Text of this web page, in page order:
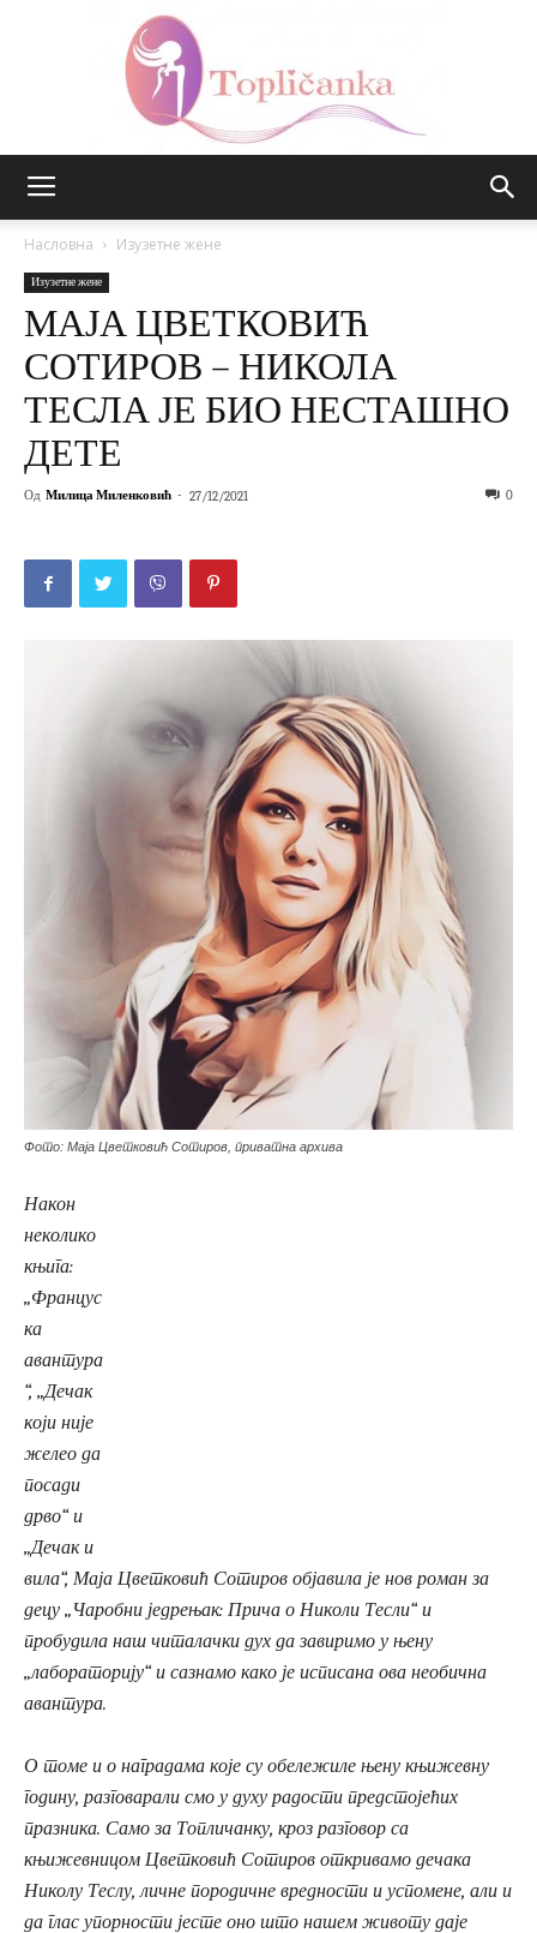
Насловна Изузетне жене
Изузетне жене
МАЈА ЦВЕТКОВИЋ
СОТИРОВ – НИКОЛА
ТЕСЛА ЈЕ БИО НЕСТАШНО
ДЕТЕ
Од Милица Миленковић - 27/12/2021 0
Фото: Маја Цветковић Сотиров, приватна архива
Након
неколико
књига:
„Францус
ка
авантура
“, „Дечак
који није
желео да
посади
дрво“ и
„Дечак и
вила“, Маја Цветковић Сотиров објавила је нов роман за
децу „Чаробни једрењак: Прича о Николи Тесли“ и
пробудила наш читалачки дух да завиримо у њену
„лабораторију“ и сазнамо како је исписана ова необична
авантура.
О томе и о наградама које су обележиле њену књижевну
годину, разговарали смо у духу радости предстојећих
празника. Само за Топличанку, кроз разговор са
књижевницом Цветковић Сотиров откривамо дечака
Николу Теслу, личне породичне вредности и успомене, али и
да глас упорности јесте оно што нашем животу даје